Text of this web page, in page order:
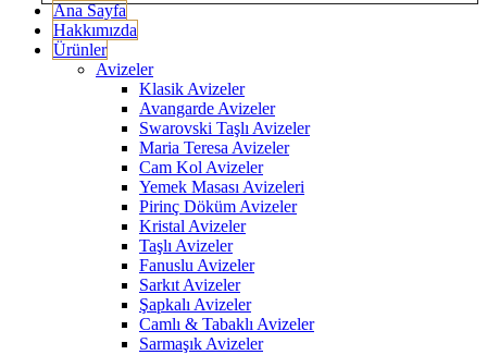
Ana Sayfa
Hakkımızda
Ürünler
Avizeler
Klasik Avizeler
Avangarde Avizeler
Swarovski Taşlı Avizeler
Maria Teresa Avizeler
Cam Kol Avizeler
Yemek Masası Avizeleri
Pirinç Döküm Avizeler
Kristal Avizeler
Taşlı Avizeler
Fanuslu Avizeler
Sarkıt Avizeler
Şapkalı Avizeler
Camlı & Tabaklı Avizeler
Sarmaşık Avizeler